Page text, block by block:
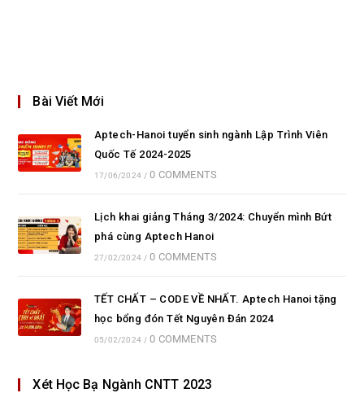
Bài Viết Mới
Aptech-Hanoi tuyển sinh ngành Lập Trình Viên
Quốc Tế 2024-2025
17/06/2024 / 0 COMMENTS
Lịch khai giảng Tháng 3/2024: Chuyển mình Bứt
phá cùng Aptech Hanoi
27/02/2024 / 0 COMMENTS
TẾT CHẤT – CODE VỀ NHẤT. Aptech Hanoi tặng
học bổng đón Tết Nguyên Đán 2024
05/02/2024 / 0 COMMENTS
Xét Học Bạ Ngành CNTT 2023